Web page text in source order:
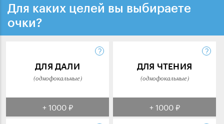
Для каких целей вы выбираете
очки?
ДЛЯ ДАЛИ
(однофокальные)
+ 1000 ₽
ДЛЯ ЧТЕНИЯ
(однофокальные)
+ 1000 ₽